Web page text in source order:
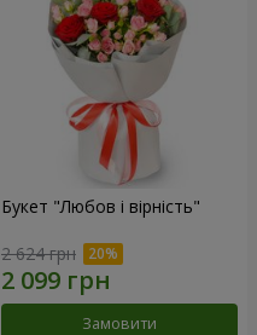
Букет "Любов і вірність"
2 624 грн
Замовити